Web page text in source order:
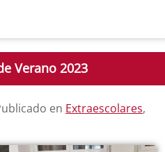
Verano 2023
en Extraescolares,